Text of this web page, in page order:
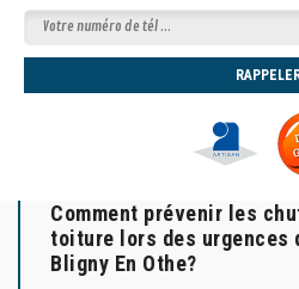
Comment prévenir les
toiture lors des urgences
Bligny En Othe?